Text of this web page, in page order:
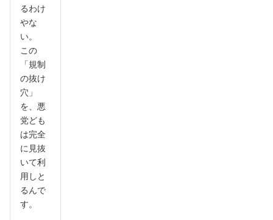
るわけ
やな
い。
この
「規制
の抜け
穴」
を、悪
党ども
は完全
に見抜
いて利
用しと
るんで
す。